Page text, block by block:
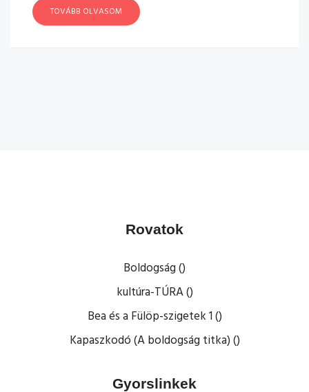
TOVÁBB OLVASOM
Rovatok
Boldogság ()
kultúra-TÚRA ()
Bea és a Fülöp-szigetek 1 ()
Kapaszkodó (A boldogság titka) ()
Gyorslinkek